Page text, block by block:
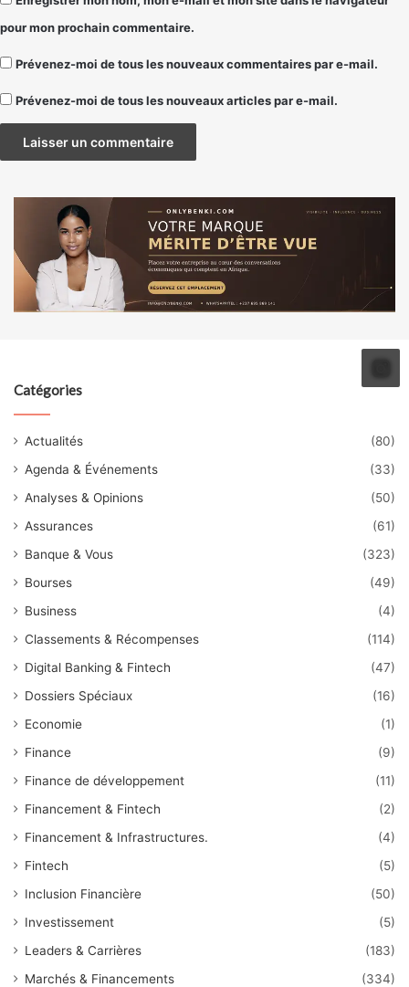
pour mon prochain commentaire.
Prévenez-moi de tous les nouveaux commentaires par e-mail.
Prévenez-moi de tous les nouveaux articles par e-mail.
Catégories
Actualités
(80)
Agenda & Événements
(33)
Analyses & Opinions
(50)
Assurances
(61)
Banque & Vous
(323)
Bourses
(49)
Business
(4)
Classements & Récompenses
(114)
Digital Banking & Fintech
(47)
Dossiers Spéciaux
(16)
Economie
(1)
Finance
(9)
Finance de développement
(11)
Financement & Fintech
(2)
Financement & Infrastructures.
(4)
Fintech
(5)
Inclusion Financière
(50)
Investissement
(5)
Leaders & Carrières
(183)
Marchés & Financements
(334)